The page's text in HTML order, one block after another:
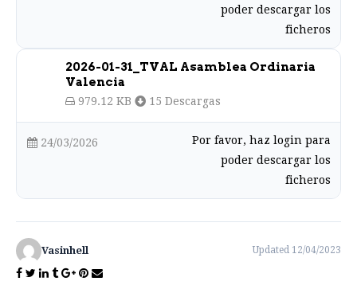
poder descargar los
ficheros
2026-01-31_TVAL Asamblea Ordinaria
Valencia
979.12 KB 15 Descargas
24/03/2026
Por favor, haz login para
poder descargar los
ficheros
Vasinhell Updated 12/04/2023